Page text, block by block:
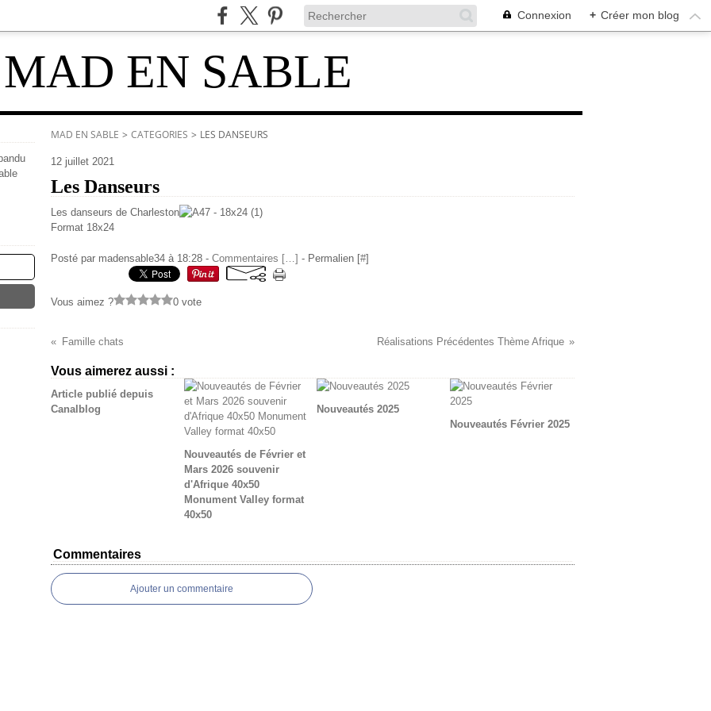
Connexion + Créer mon blog
MAD EN SABLE
MAD EN SABLE > CATEGORIES > LES DANSEURS
12 juillet 2021
Les Danseurs
Les danseurs de Charleston
Format 18x24
Posté par madensable34 à 18:28 - Commentaires […] - Permalien [#]
Vous aimez ? 0 vote
Famille chats Réalisations Précédentes Thème Afrique
Vous aimerez aussi :
Article publié depuis
Canalblog
Nouveautés de Février et
Mars 2026 souvenir
d'Afrique 40x50
Monument Valley format
40x50
Nouveautés 2025
Nouveautés Février 2025
Commentaires
Ajouter un commentaire